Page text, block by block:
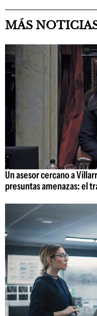
MÁS
Un asesor cercano a
presuntas amenazas: el